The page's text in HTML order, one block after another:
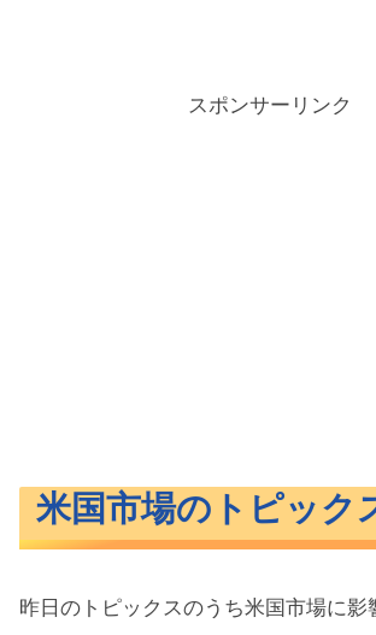
スポンサーリンク
米国市場のトピック
昨日のトピックスのうち米国市場に影